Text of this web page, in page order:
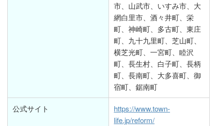
市、山武市、いすみ市、大
網白里市、酒々井町、栄
町、神崎町、多古町、東庄
町、九十九里町、芝山町、
横芝光町、一宮町、睦沢
町、長生村、白子町、長柄
町、長南町、大多喜町、御
宿町、鋸南町
公式サイト
https://www.town-
life.jp/reform/